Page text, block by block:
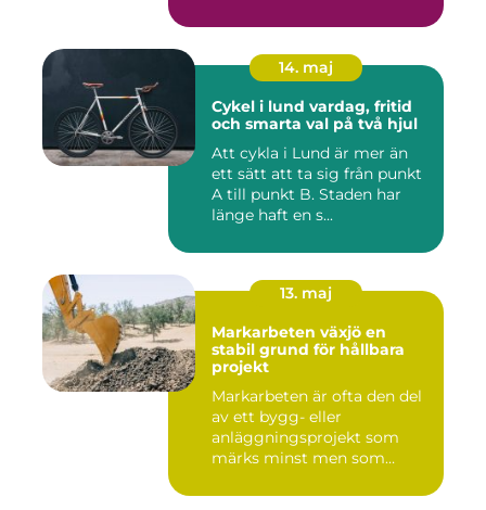
14. maj
Cykel i lund vardag, fritid
och smarta val på två hjul
Att cykla i Lund är mer än
ett sätt att ta sig från punkt
A till punkt B. Staden har
länge haft en s...
13. maj
Markarbeten växjö en
stabil grund för hållbara
projekt
Markarbeten är ofta den del
av ett bygg- eller
anläggningsprojekt som
märks minst men som